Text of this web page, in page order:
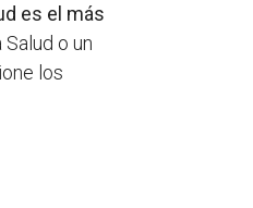
es el más
o un
los